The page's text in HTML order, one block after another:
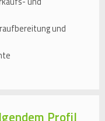
und
Profil